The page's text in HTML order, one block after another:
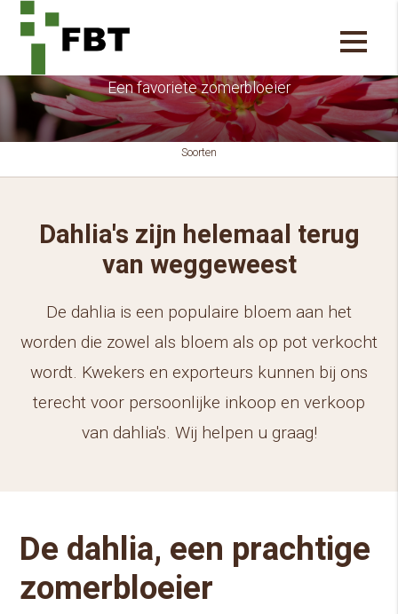
Een favoriete zomerbloeier
Soorten
Dahlia's zijn helemaal terug
van weggeweest
De dahlia is een populaire bloem aan het
worden die zowel als bloem als op pot verkocht
wordt. Kwekers en exporteurs kunnen bij ons
terecht voor persoonlijke inkoop en verkoop
van dahlia's. Wij helpen u graag!
De dahlia, een prachtige
zomerbloeier